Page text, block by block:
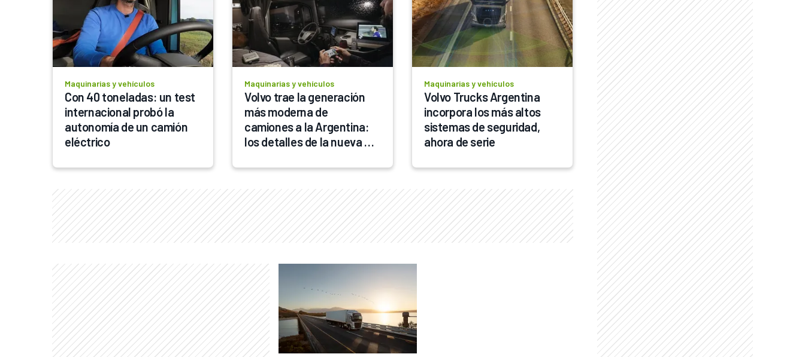
Maquinarias y vehículos
Con 40 toneladas: un test
internacional probó la
autonomía de un camión
eléctrico
Maquinarias y vehículos
Volvo trae la generación
más moderna de
camiones a la Argentina:
los detalles de la nueva
Maquinarias y vehículos
Volvo Trucks Argentina
incorpora los más altos
sistemas de seguridad,
ahora de serie